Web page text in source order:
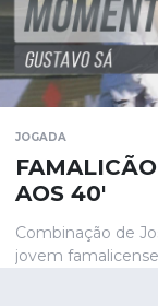
JOGADA
AOS 40'
Combinação de
jovem